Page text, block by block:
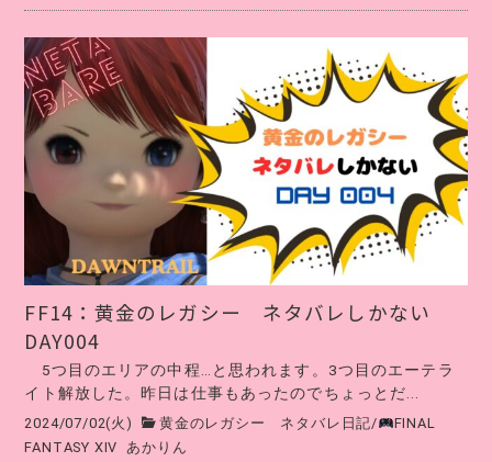
FF14：黄金のレガシー ネタバレしかない
DAY004
5つ目のエリアの中程…と思われます。3つ目のエーテラ
イト解放した。昨日は仕事もあったのでちょっとだ...
2024/07/02(火) 黄金のレガシー ネタバレ日記/
FINAL
FANTASY XIV
あかりん